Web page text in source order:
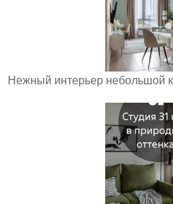
Нежный интерьер небольшой